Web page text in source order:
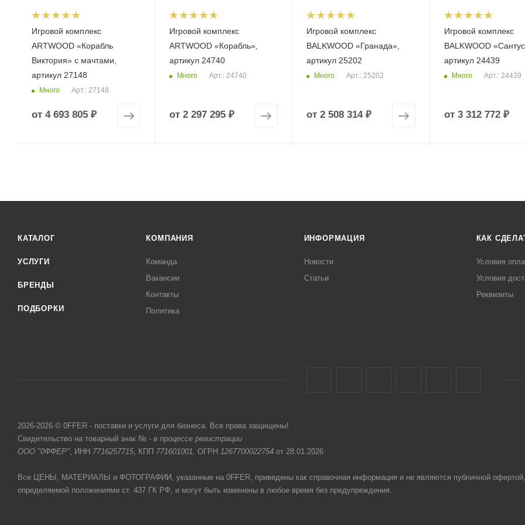
Игровой комплекс
ARTWOOD «Корабль
Виктория» с мачтами,
артикул 27148
Много Арт.: 27148
от 4 693 805 ₽
Игровой комплекс
ARTWOOD «Корабль»,
артикул 24740
Много Арт.: 24740
от 2 297 295 ₽
Игровой комплекс
BALKWOOD «Гранада»,
артикул 25202
Много Арт.: 25202
от 2 508 314 ₽
Игровой комплекс
BALKWOOD
артикул 24439
Много Арт.: 24439
от 3 312 772 ₽
КАТАЛОГ
УСЛУГИ
БРЕНДЫ
ПОДБОРКИ
КОМПАНИЯ
Команда
Вакансии
Контакты
Политика
ИНФОРМАЦИЯ
Новости
Статьи
КАК
Условия
Условия
Реквизиты
2026-2026 © 0FFER - поставки и услуги для бизнеса. Все права защищены!
Свидетельство на товарный знак № - в процессе регистрации
ООО "0ФФЕР", ИНН 7716257715, КПП 771601001, ОГРН 1267700022754 от 28.01.2026
Все ЦЕНЫ, МАТЕРИАЛЫ и ФОТОГРАФИИ, указанные на 0FFER, приведены как справочная информация и не являются публичной офертой,
определяемой положениями ст. 437 ГК РФ, и могут быть изменены в любое время без предупреждения.